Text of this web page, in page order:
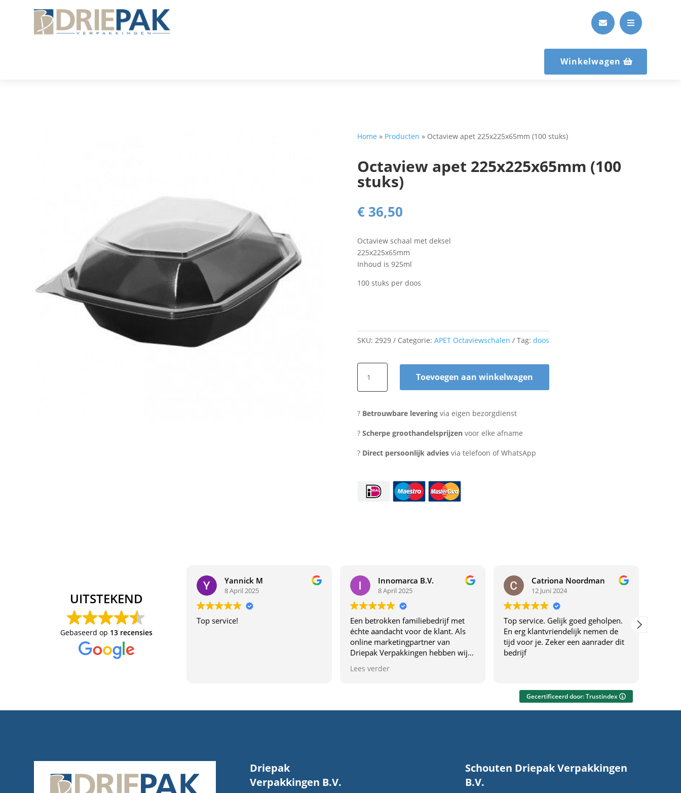
 
Winkelwagen
Home » Producten » Octaview apet 225x225x65mm (100 stuks)
Octaview apet 225x225x65mm (100
stuks)
€ 36,50
Octaview schaal met deksel
225x225x65mm
Inhoud is 925ml
100 stuks per doos
SKU:2929 Categorie:APET Octaviewschalen Tag:doos
apet
225x225x65mm
stuks)
Toevoegen aan winkelwagen
? Betrouwbare levering via eigen bezorgdienst
?Scherpe groothandelsprijzen voor elke afname
? Direct persoonlijk advies via telefoon of WhatsApp
UITSTEKEND
Gebaseerd op 13 recensies
Yannick M
8 April 2025
Top service!
Innomarca B.V.
8 April 2025
Een betrokken familiebedrijf met
échte aandacht voor de klant. Als
online marketingpartner van
Driepak Verpakkingen hebben wij
uniek maakt. Dit familiebedrijf
Lees verder
Catriona Noordman
12 Juni 2024
Top service. Gelijk goed geholpen.
En erg klantvriendelijk nemen de
tijd voor je. Zeker een aanrader dit
bedrijf
Gecertificeerd door: Trustindex
Driepak
Verpakkingen B.V.
Schouten Driepak Verpakkingen
B.V.